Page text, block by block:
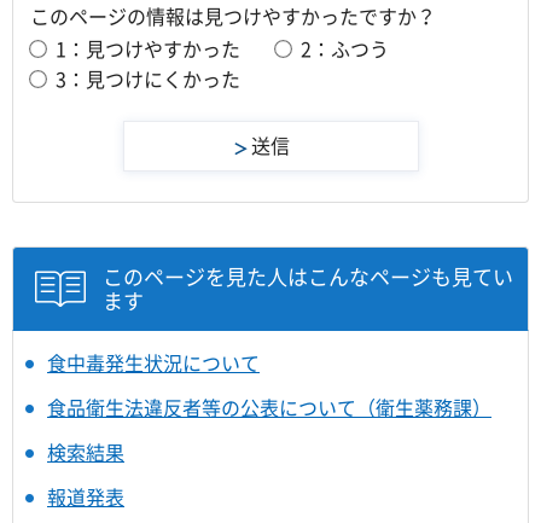
このページの情報は見つけやすかったですか？
1：見つけやすかった
2：ふつう
3：見つけにくかった
このページを見た人はこんなページも見てい
ます
食中毒発生状況について
食品衛生法違反者等の公表について（衛生薬務課）
検索結果
報道発表